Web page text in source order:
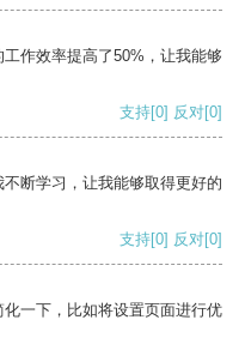
作效率提高了50%，让我能够
支持[0] 反对[0]
断学习，让我能够取得更好的
支持[0] 反对[0]
一下，比如将设置页面进行优